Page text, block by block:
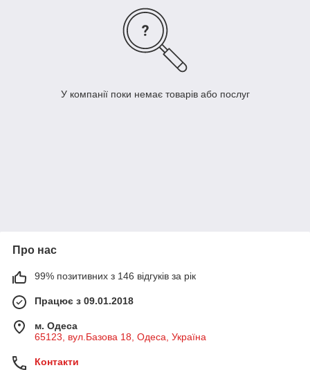
У компанії поки немає товарів або послуг
Про нас
99% позитивних з 146 відгуків за рік
Працює з 09.01.2018
м. Одеса
65123, вул.Базова 18, Одеса, Україна
Контакти